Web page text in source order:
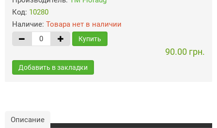
Код: 10280
Наличие: Товара нет в наличии
Купить
90.00 грн.
Добавить в закладки
Описание